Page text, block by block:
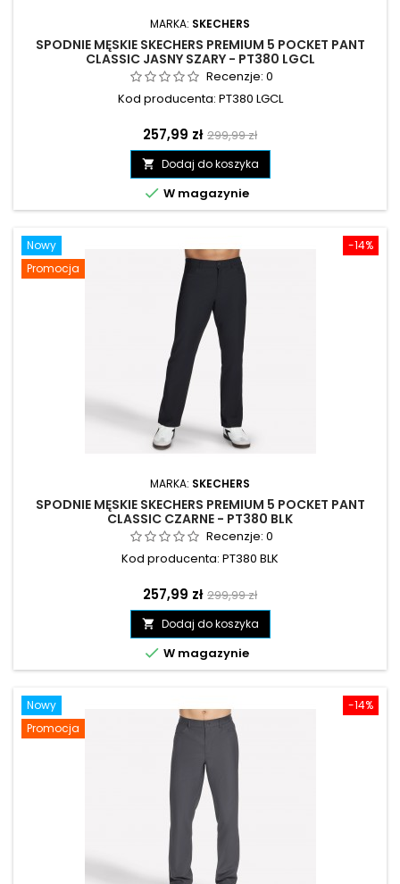
MARKA: SKECHERS
SPODNIE MĘSKIE SKECHERS PREMIUM 5 POCKET PANT
CLASSIC JASNY SZARY - PT380 LGCL
Recenzje: 0
Kod producenta: PT380 LGCL
Cena
257,99 zł Cena
podstawowa
299,99 zł
 Dodaj do koszyka
 W magazynie
-14%
Nowy
Promocja
MARKA: SKECHERS
SPODNIE MĘSKIE SKECHERS PREMIUM 5 POCKET PANT
CLASSIC CZARNE - PT380 BLK
Recenzje: 0
Kod producenta: PT380 BLK
Cena
257,99 zł Cena
podstawowa
299,99 zł
 Dodaj do koszyka
 W magazynie
-14%
Nowy
Promocja